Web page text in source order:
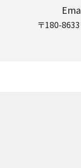
〒180-